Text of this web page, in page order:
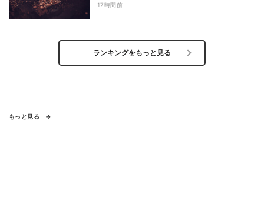
17時間前
ランキングをもっと見る
もっと見る